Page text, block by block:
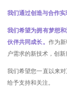
我们通过创造与合作实
我们希望为拥有梦想
伙伴共同成长。 作为
户需求的新技术，创
我们希望您一直以来
给予支持和关注。